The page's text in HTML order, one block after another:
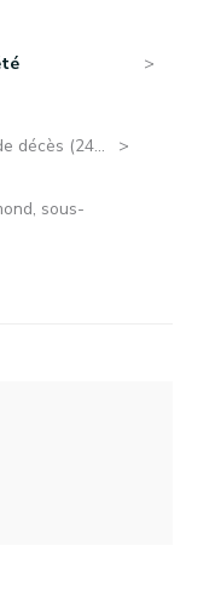
décès (24...
sous-